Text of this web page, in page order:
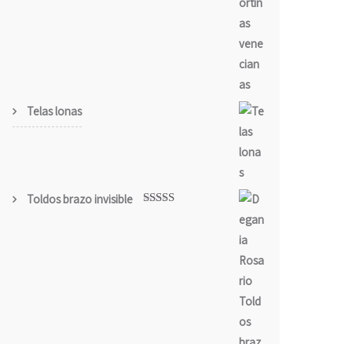
Telas lonas
Toldos brazo invisible